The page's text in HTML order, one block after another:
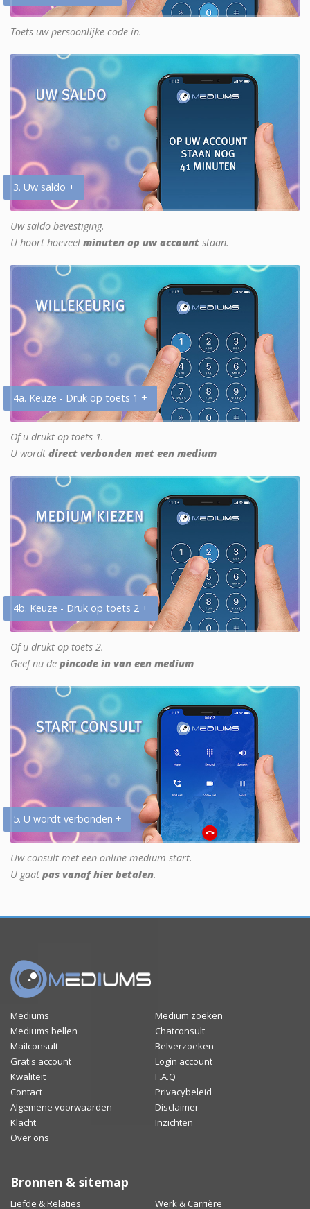
Toets uw persoonlijke code in.
3. Uw saldo +
Uw saldo bevestiging.
U hoort hoeveel minuten op uw account staan.
4a. Keuze - Druk op toets 1 +
Of u drukt op toets 1.
U wordt direct verbonden met een medium
4b. Keuze - Druk op toets 2 +
Of u drukt op toets 2.
Geef nu de pincode in van een medium
5. U wordt verbonden +
Uw consult met een online medium start.
U gaat pas vanaf hier betalen.
Mediums
Medium zoeken
Mediums bellen
Chatconsult
Mailconsult
Belverzoeken
Gratis account
Login account
Kwaliteit
F.A.Q
Contact
Privacybeleid
Algemene voorwaarden
Disclaimer
Klacht
Inzichten
Over ons
Bronnen & sitemap
Liefde & Relaties Werk & Carrière